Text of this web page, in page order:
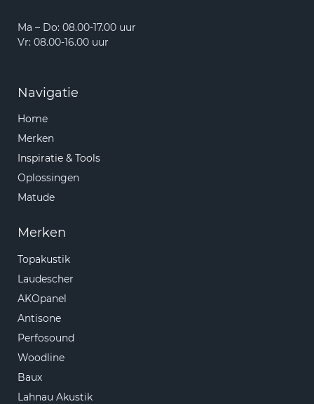
Ma – Do: 08.00-17.00 uur
Vr: 08.00-16.00 uur
Merken
Topakustik
Laudescher
AKOpanel
Antisone
Perfosound
Woodline
Baux
Lahnau Akustik
Navigatie
Home
Merken
Inspiratie & Tools
Oplossingen
Matude